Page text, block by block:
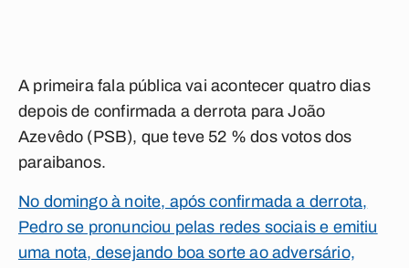
A primeira fala pública vai acontecer quatro dias
depois de confirmada a derrota para João
Azevêdo (PSB), que teve 52 % dos votos dos
paraibanos.
No domingo à noite, após confirmada a derrota,
Pedro se pronunciou pelas redes sociais e emitiu
uma nota, desejando boa sorte ao adversário,